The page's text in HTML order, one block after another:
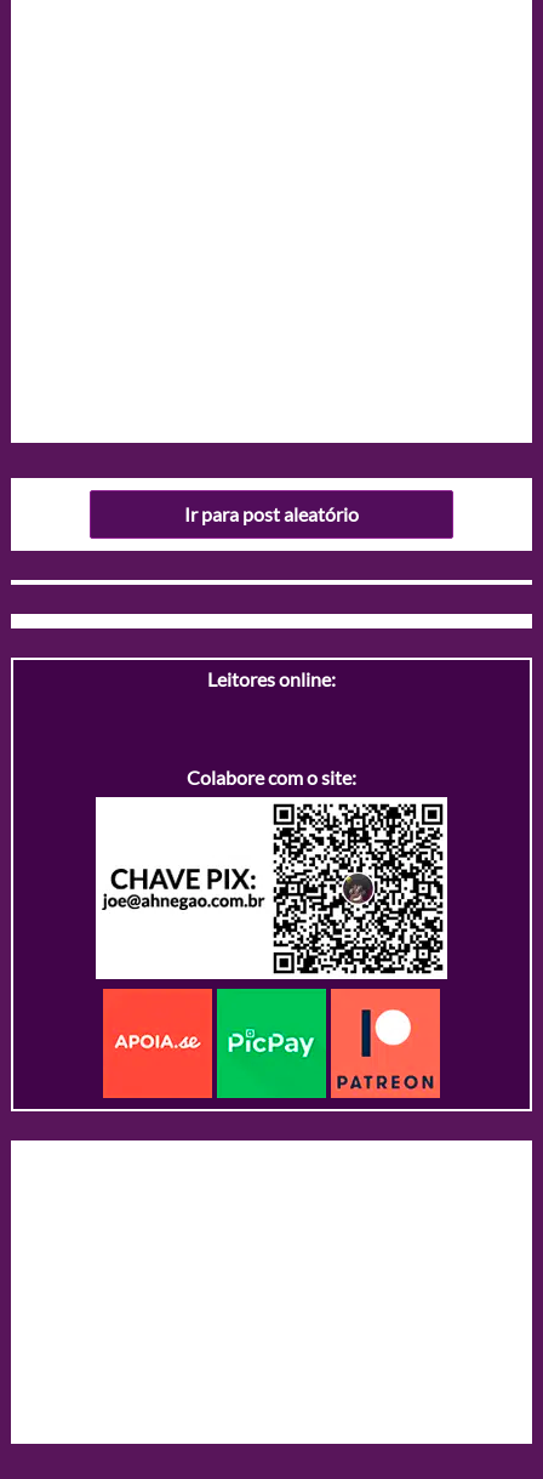
Ir para post aleatório
Leitores online:
Colabore com o site: